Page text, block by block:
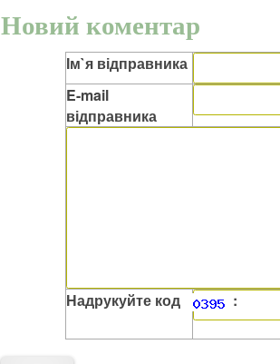
Новий коментар
Ім`я відправника
E-mail
відправника
Надрукуйте код :